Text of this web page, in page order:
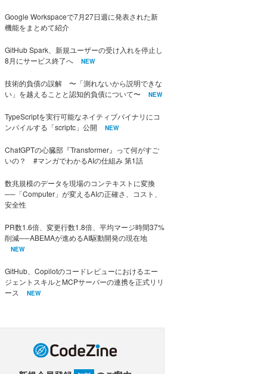
Google Workspaceで7月27日週に発表された新
機能をまとめて紹介
GitHub Spark、新規ユーザーの受け入れを停止し
8月にサービス終了へ
NEW
技術的負債の誤解 〜「測れないから説明できな
い」を越えることと認知的負債について〜
NEW
TypeScriptを実行可能なネイティブバイナリにコ
ンパイルする「scriptc」公開
NEW
ChatGPTの心臓部『Transformer』って何がすご
いの？ #マンガでわかるAIの仕組み 第1話
数兆規模のデータを現場のコンテキストに変換
──「Computer」が変えるAIの正確さ、コスト、
安全性
PR数1.6倍、変更行数1.8倍、平均マージ時間37%
削減──ABEMAが進めるAI駆動開発の現在地
NEW
GitHub、Copilotのコードレビューにおけるエー
ジェントスキルとMCPサーバーの連携を正式リリ
ース
NEW